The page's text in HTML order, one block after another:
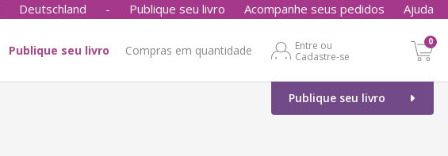
Deutschland - Publique seu livro Acompanhe seus pedidos Ajuda
Publique seu livro Compras em quantidade
Entre ou
Cadastre-se
0
Publique seu livro